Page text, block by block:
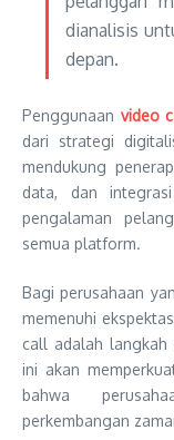
dianalisis
depan.
Penggunaan video
dari strategi
mendukung
data, dan
pengalaman
semua platform.
Bagi perusahaan
memenuhi
call adalah
ini akan
bahwa
perkembangan